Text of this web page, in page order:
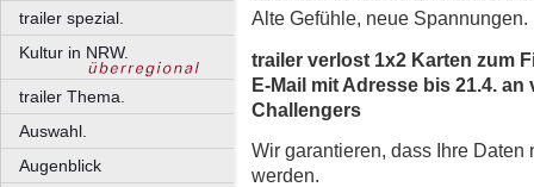
trailer spezial.
Kultur in NRW.
trailer Thema.
Auswahl.
Augenblick
Alte Gefühle, neue Spannungen.
trailer verlost 1x2 Karten zum
E-Mail mit Adresse bis 21.4.
Challengers
Wir garantieren, dass Ihre
werden.